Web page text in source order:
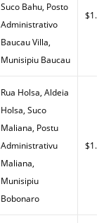
Suco Bahu, Posto
Administrativo
Baucau Villa,
Munisipiu Baucau
$1.52
Rua Holsa, Aldeia
Holsa, Suco
Maliana, Postu
Administrativu
Maliana,
Munisipiu
Bobonaro
$1.70